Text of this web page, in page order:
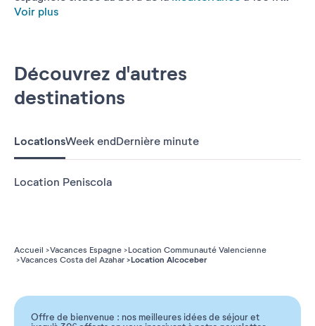
Voir plus
Découvrez d'autres
destinations
LocationsWeek endDernière minute
Location Peniscola
Accueil Vacances Espagne
Location Communauté Valencienne
Vacances Costa del Azahar
Location Alcoceber
Offre de bienvenue : nos meilleures idées de séjour et